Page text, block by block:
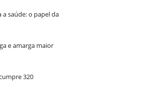
saúde: o papel da
e amarga maior
320